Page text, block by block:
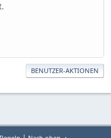
BENUTZER-AKTIONEN